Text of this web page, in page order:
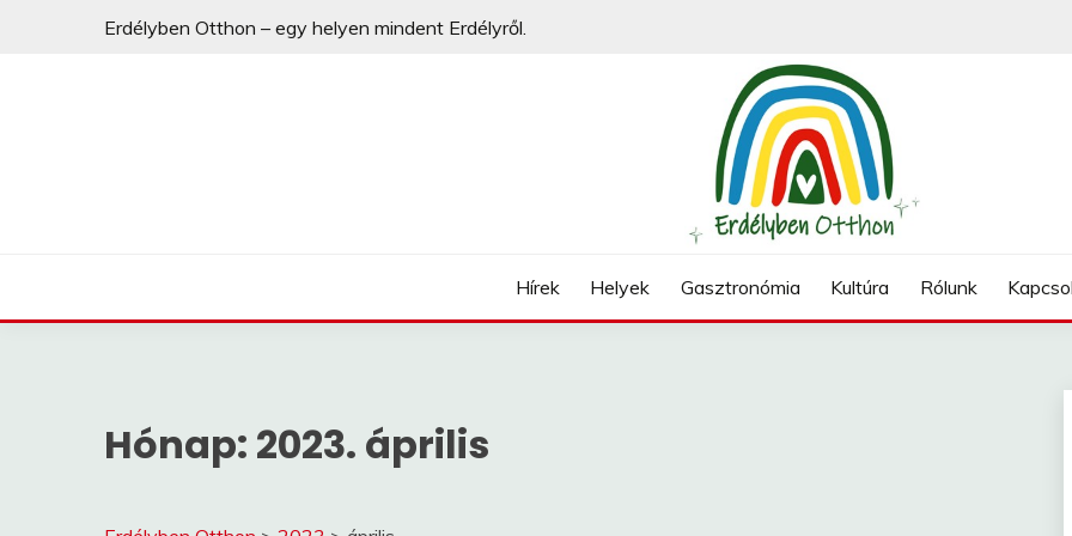
Erdélyben Otthon – egy helyen mindent Erdélyről.
ERDÉLYBEN OTTHON
Hírek
Helyek Gasztronómia Kultúra Rólunk
Hónap: 2023. április